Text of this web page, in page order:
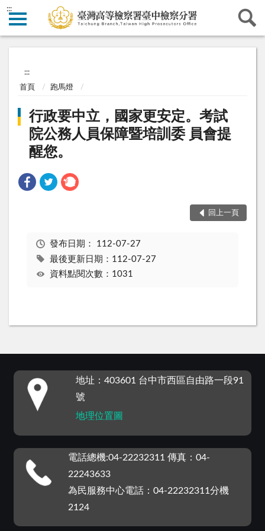
:::
:::
首頁 跑馬燈
行政要中立，國家更安定。考試
院公務人員保障暨培訓委 員會提
醒您。
回上一頁
發布日期： 112-07-27
最後更新日期：112-07-27
資料點閱次數：1031
地址：403601 台中市西區自由路一段91
號
地理位置圖
電話總機:04-22232311 傳真：04-
22243633
為民服務中心電話：04-22232311分機
2124